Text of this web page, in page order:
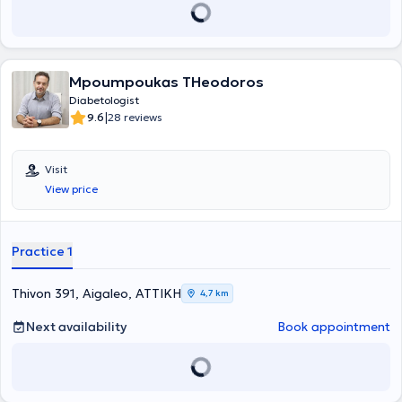
Mpoumpoukas THeodoros
Diabetologist
9.6|28 reviews
Visit
View price
Practice 1
Thivon 391, Aigaleo, ΑΤΤΙΚΗ 4,7 km
Next availability Book appointment